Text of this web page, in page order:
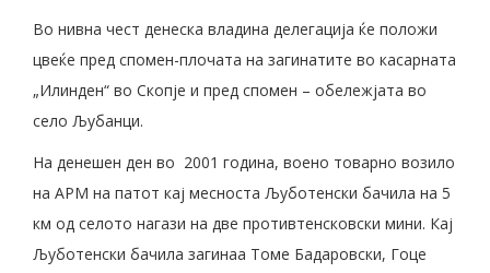
Во нивна чест денеска владина делегација ќе положи
цвеќе пред спомен-плочата на загинатите во касарната
„Илинден“ во Скопје и пред спомен – обележјата во
село Љубанци.
На денешен ден во 2001 година, воено товарно возило
на АРМ на патот кај месноста Љуботенски бачила на 5
км од селото нагази на две противтенсковски мини. Кај
Љуботенски бачила загинаа Томе Бадаровски, Гоце